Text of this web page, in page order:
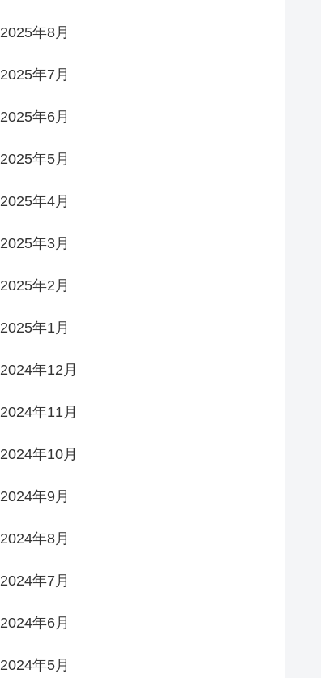
2025年8月
2025年7月
2025年6月
2025年5月
2025年4月
2025年3月
2025年2月
2025年1月
2024年12月
2024年11月
2024年10月
2024年9月
2024年8月
2024年7月
2024年6月
2024年5月